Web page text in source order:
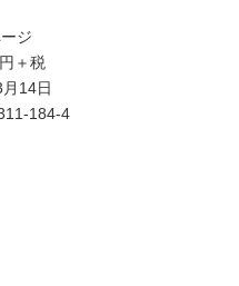
ジ
＋税
月14日
184-4